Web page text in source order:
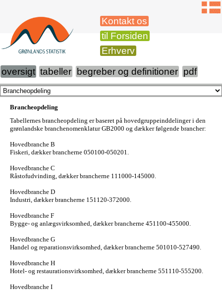
Kontakt os
til Forsiden
Erhverv
oversigt tabeller begreber og definitioner pdf